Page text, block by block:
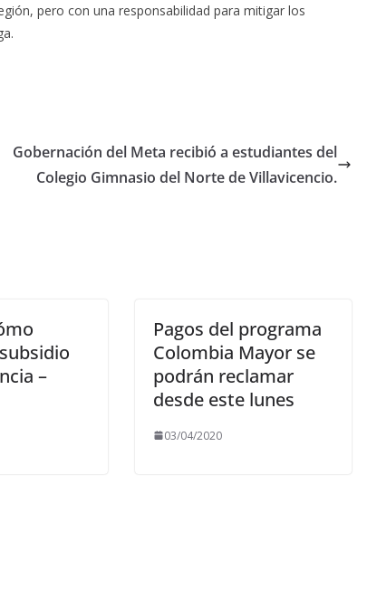
pero con una responsabilidad para mitigar los
Gobernación del Meta recibió a estudiantes del
Colegio Gimnasio del Norte de Villavicencio.
–
Pagos del programa
Colombia Mayor se
podrán reclamar
desde este lunes
03/04/2020